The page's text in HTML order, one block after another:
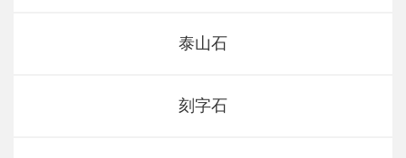
泰山石
刻字石